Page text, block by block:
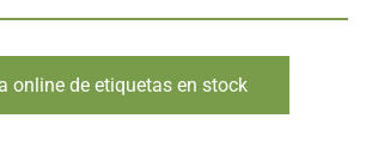
online de etiquetas en stock